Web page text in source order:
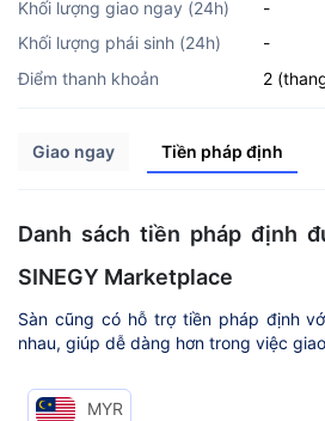
Khối lượng giao ngay (24h)
-
Khối lượng phái sinh (24h)
-
Điểm thanh khoản
2
Giao ngay Tiền pháp định
Danh sách tiền pháp định
SINEGY Marketplace
Sàn cũng có hỗ trợ tiền pháp định
nhau, giúp dễ dàng hơn trong việc
MYR